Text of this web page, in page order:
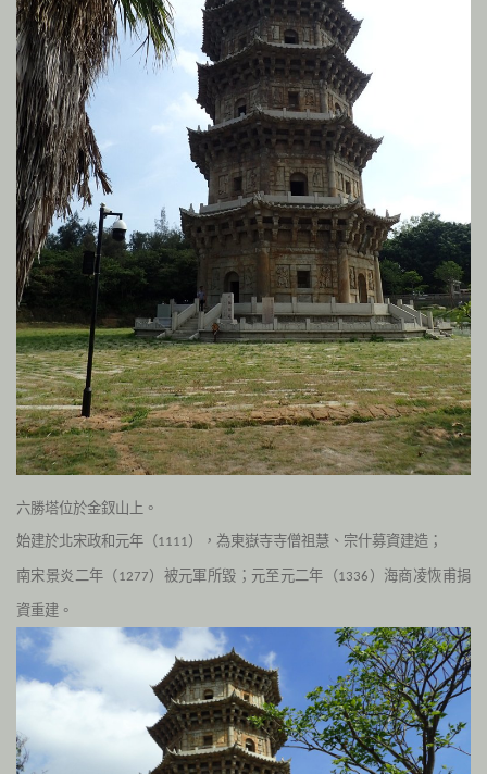
六勝塔位於金釵山上。
始建於北宋政和元年（1111），為東嶽寺寺僧祖慧、宗什募資建造；
南宋景炎二年（1277）被元軍所毀；元至元二年（1336 ）海商凌恢甫捐
資重建。